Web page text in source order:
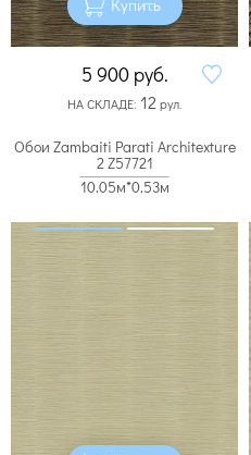
Купить
5 900 руб.
НА СКЛАДЕ: 12рул.
Обои Zambaiti Parati Architexture
2 Z57721
10.05м*0.53м